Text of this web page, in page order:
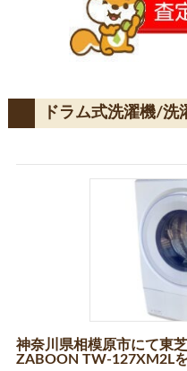
ドラム式洗濯機/洗
神奈川県相模原市にて東
ZABOON TW-127XM2L